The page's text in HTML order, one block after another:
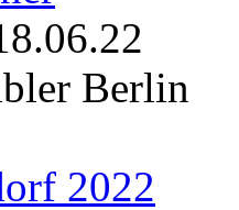
Berlin
2022